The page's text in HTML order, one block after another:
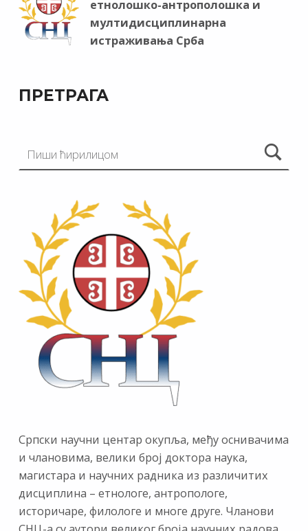
етнолошко-антрополошка и
мултидисциплинарна
истраживања Срба
ПРЕТРАГА
Српски научни центар окупља, међу оснивачима
и члановима, велики број доктора наука,
магистара и научних радника из различитих
дисциплина – етнологе, антропологе,
историчаре, филологе и многе друге. Чланови